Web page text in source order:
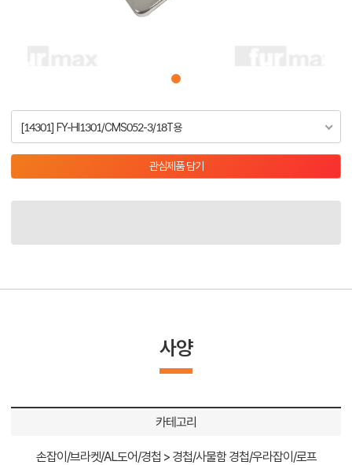
[14301] FY-HI1301/CMS052-3/18T용
관심제품 담기
사양
카테고리
손잡이/브라켓/AL도어/경첩 > 경첩/사물함 경첩/우라잡이/로프